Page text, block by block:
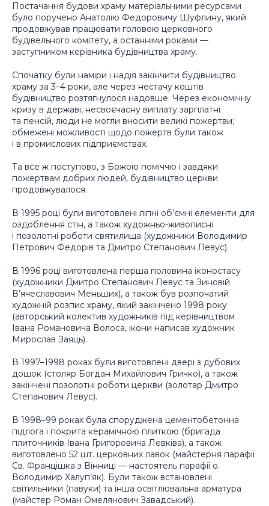
Постачання будови храму матеріальними ресурсами
було поручено Анатолію Федоровичу Шуфлину, який
продовжував працювати головою церковного
будівельного комітету, а останніми роками —
заступником керівника будівництва храму.
Спочатку були наміри і надія закінчити будівництво
храму за 3–4 роки, але через нестачу коштів
будівництво розтягнулося надовше. Через економічну
кризу в державі, несвоєчасну виплату зарплатні
та пенсій, люди не могли вносити великі пожертви;
обмежені можливості щодо пожертв були також
і в промислових підприємствах.
Та все ж поступово, з Божою поміччю і завдяки
пожертвам добрих людей, будівництво церкви
продовжувалося.
В 1995 році були виготовлені ліпні об’ємні елементи для
оздоблення стін, а також художньо-живописні
і позолотні роботи святилища (художники Володимир
Петрович Федорів та Дмитро Степанович Левус).
В 1996 році виготовлена перша половина іконостасу
(художники Дмитро Степанович Левус та Зиновій
В’ячеславович Меньших), а також був розпочатий
художній розпис храму, який закінчено 1998 року
(авторський колектив художників під керівництвом
Івана Романовича Волоса, ікони написав художник
Мирослав Заяць).
В 1997–1998 роках були виготовлені двері з дубових
дошок (столяр Богдан Михайлович Гричко), а також
закінчені позолотні роботи церкви (золотар Дмитро
Степанович Левус).
В 1998–99 роках була споруджена цементобетонна
підлога і покрита керамічною плиткою (бригада
плиточників Івана Григоровича Левківа), а також
виготовлено 52 шт. церковних лавок (майстерня парафії
Св. Францішка з Вінниці — настоятель парафії о.
Володимир Халуп’як). Були також встановлені
світильники (павуки) та інша освітлювальна арматура
(майстер Роман Омелянович Завадський).